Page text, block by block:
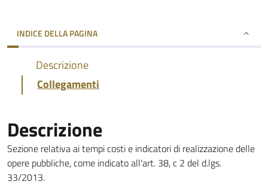
INDICE DELLA PAGINA
Descrizione
Collegamenti
Descrizione
Sezione relativa ai tempi costi e indicatori di realizzazione delle
opere pubbliche, come indicato all'art. 38, c 2 del d.lgs.
33/2013.